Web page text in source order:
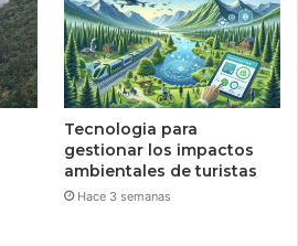
Tecnologia para
gestionar los impactos
ambientales de turistas
Hace 3 semanas